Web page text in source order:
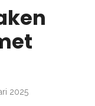
2025